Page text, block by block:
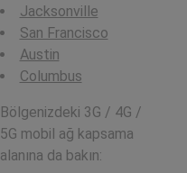
Jacksonville
San Francisco
Austin
Columbus
Bölgenizdeki 3G / 4G /
5G mobil ağ kapsama
alanına da bakın: